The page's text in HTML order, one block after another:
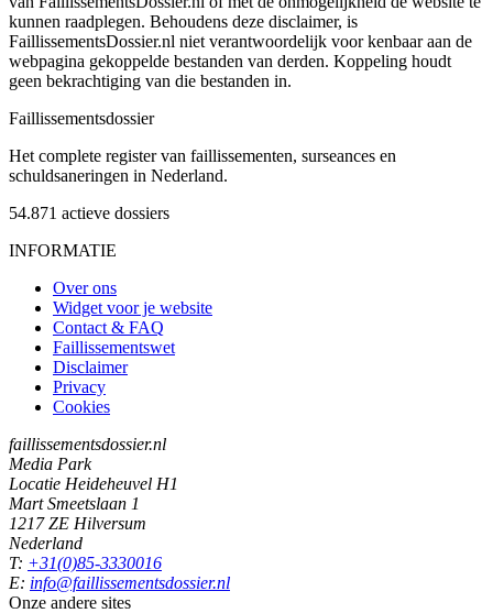
kunnen raadplegen. Behoudens deze disclaimer, is
FaillissementsDossier.nl niet verantwoordelijk voor kenbaar aan de
webpagina gekoppelde bestanden van derden. Koppeling houdt
geen bekrachtiging van die bestanden in.
Faillissementsdossier
Het complete register van faillissementen, surseances en
schuldsaneringen in Nederland.
54.871 actieve dossiers
INFORMATIE
Over ons
Widget voor je website
Contact & FAQ
Faillissementswet
Disclaimer
Privacy
Cookies
faillissementsdossier.nl
Media Park
Locatie Heideheuvel H1
Mart Smeetslaan 1
1217 ZE Hilversum
Nederland
T: +31(0)85-3330016
E: info@faillissementsdossier.nl
Onze andere sites